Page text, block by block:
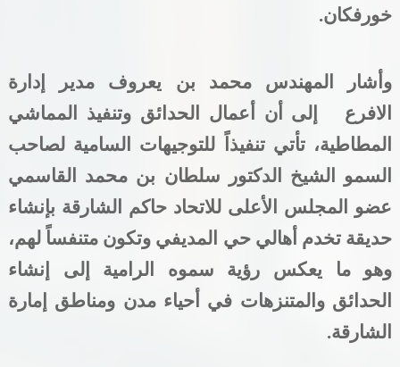
خورفكان.
وأشار المهندس محمد بن يعروف مدير
إدارة
الافرع
إلى أن أعمال الحدائق وتنفيذ
المماشي
المطاطية،
تأتي تنفيذاً للتوجيهات السامية
لصاحب
السمو
الشيخ الدكتور سلطان بن محمد
القاسمي
عضو
المجلس الأعلى للاتحاد حاكم الشارقة بإنشاء
حديقة تخدم أهالي حي المديفي وتكون متنفساً لهم،
وهو
ما يعكس رؤية سموه الرامية إلى
إنشاء
الحدائق
والمتنزهات في أحياء مدن ومناطق
إمارة
الشارقة.